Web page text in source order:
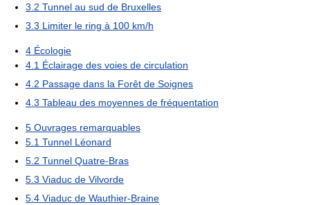
3.2 Tunnel au sud de Bruxelles
3.3 Limiter le ring à 100 km/h
4 Écologie
4.1 Éclairage des voies de circulation
4.2 Passage dans la Forêt de Soignes
4.3 Tableau des moyennes de fréquentation
5 Ouvrages remarquables
5.1 Tunnel Léonard
5.2 Tunnel Quatre-Bras
5.3 Viaduc de Vilvorde
5.4 Viaduc de Wauthier-Braine